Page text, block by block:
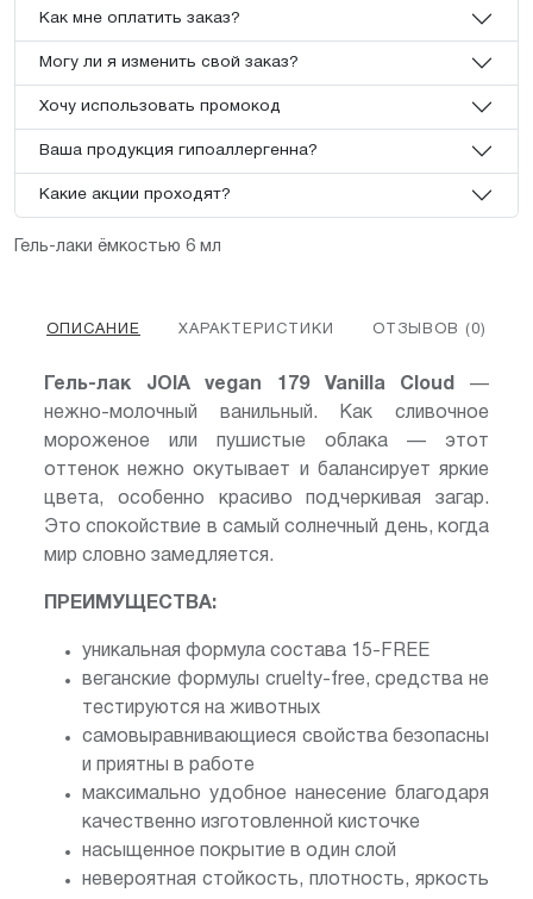
Как мне оплатить заказ?
Могу ли я изменить свой заказ?
Хочу использовать промокод
Ваша продукция гипоаллергенна?
Какие акции проходят?
Гель-лаки ёмкостью 6 мл
ОПИСАНИЕ ХАРАКТЕРИСТИКИ ОТЗЫВОВ (0)
Гель-лак JOIA vegan 179 Vanilla Cloud —
нежно-молочный ванильный. Как сливочное
мороженое или пушистые облака — этот
оттенок нежно окутывает и балансирует яркие
цвета, особенно красиво подчеркивая загар.
Это спокойствие в самый солнечный день, когда
мир словно замедляется.
ПРЕИМУЩЕСТВА:
уникальная формула состава 15-FREE
веганские формулы cruelty-free, средства не
тестируются на животных
самовыравнивающиеся свойства безопасны
и приятны в работе
максимально удобное нанесение благодаря
качественно изготовленной кисточке
насыщенное покрытие в один слой
невероятная стойкость, плотность, яркость